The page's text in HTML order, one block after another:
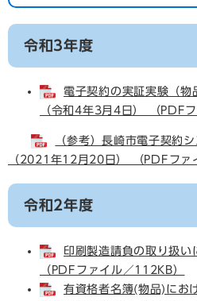
令和3年度
電子契約の実証実験（物
（令和4年3月4日） （PDF
（参考）長崎市電子契約
（2021年12月20日） （PDFファ
令和2年度
印刷製造請負の取り扱
（PDFファイル／112KB）
有資格者名簿(物品)にお